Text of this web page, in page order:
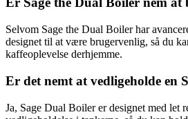
Selvom Sage the Dual Boiler har
designet til at være brugervenlig, så du
kaffeoplevelse derhjemme.
Er det nemt at vedligeholde en
Ja, Sage Dual Boiler er designet med let